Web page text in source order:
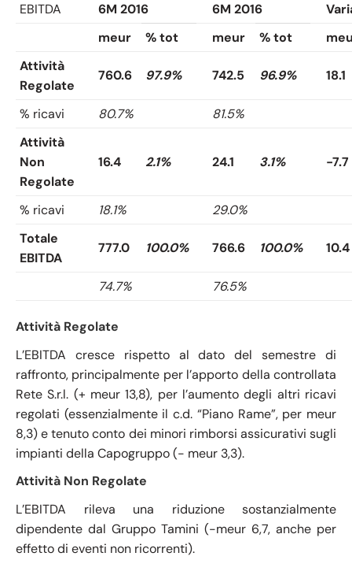
EBITDA
6M 2016 6M 2016
meur
% tot meur % tot
Attività
Regolate
760.6 97.9% 742.5 96.9% 18.1
% ricavi 80.7%
81.5%
Attività
Non
Regolate
16.4 2.1% 24.1 3.1% -7.7
% ricavi 18.1%
29.0%
Totale
EBITDA
777.0 100.0% 766.6 100.0% 10.4
74.7% 76.5%
Attività Regolate
L’EBITDA cresce rispetto al dato del semestre di
raffronto, principalmente per l’apporto della controllata
Rete S.r.l. (+ meur 13,8), per l’aumento degli altri ricavi
regolati (essenzialmente il c.d. “Piano Rame”, per meur
8,3) e tenuto conto dei minori rimborsi assicurativi sugli
impianti della Capogruppo (- meur 3,3).
Attività Non Regolate
L’EBITDA rileva una riduzione sostanzialmente
dipendente dal Gruppo Tamini (-meur 6,7, anche per
effetto di eventi non ricorrenti).